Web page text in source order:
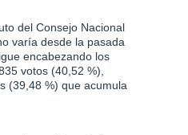
del Consejo Nacional
varía desde la pasada
encabezando los
votos (40,52 %),
(39,48 %) que acumula